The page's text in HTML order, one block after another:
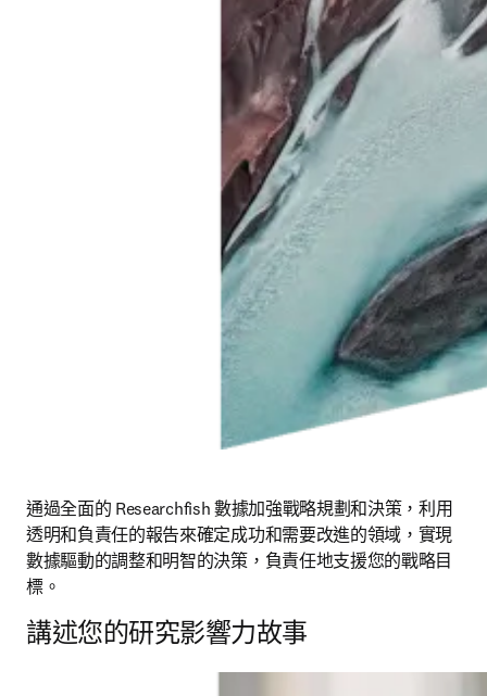
通過全面的 Researchfish 數據加強戰略規劃和決策，利用
透明和負責任的報告來確定成功和需要改進的領域，實現
數據驅動的調整和明智的決策，負責任地支援您的戰略目
標。
講述您的研究影響力故事